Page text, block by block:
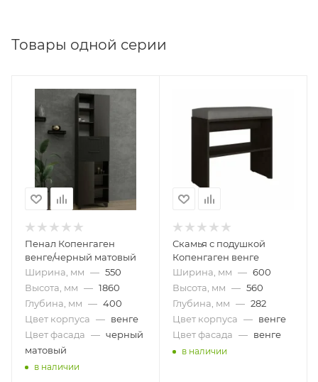
Товары одной серии
Пенал Копенгаген
венге/черный матовый
Ширина, мм — 550
Высота, мм — 1860
Глубина, мм — 400
Цвет корпуса — венге
Цвет фасада — черный
матовый
в наличии
Скамья с подушкой
Копенгаген венге
Ширина, мм — 600
Высота, мм — 560
Глубина, мм — 282
Цвет корпуса — венге
Цвет фасада — венге
в наличии